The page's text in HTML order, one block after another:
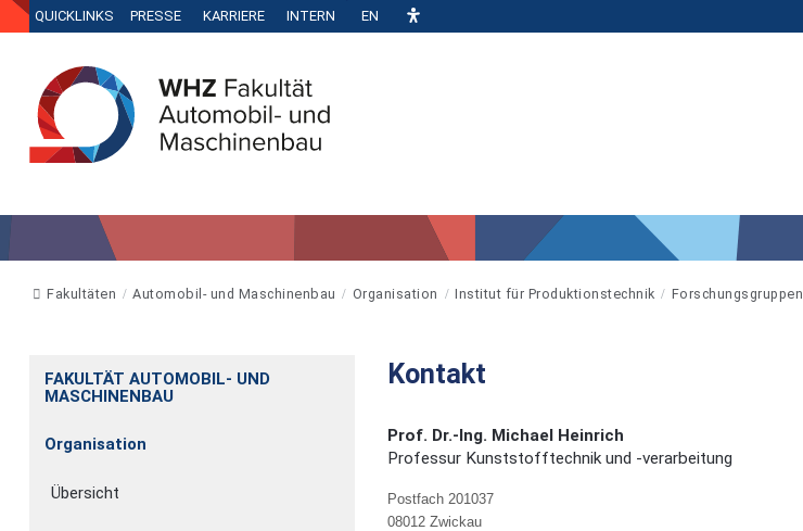
QUICKLINKS PRESSE KARRIERE INTERN EN
Fakultäten Automobil- und Maschinenbau Organisation Institut für Produktionstechnik Forschungsgruppen
FAKULTÄT AUTOMOBIL- UND
MASCHINENBAU
Organisation
Übersicht
Kontakt
Prof. Dr.-Ing. Michael Heinrich
Professur Kunststofftechnik und -verarbeitung
Postfach 201037
08012 Zwickau